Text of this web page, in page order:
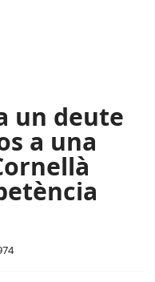
un deute
a una